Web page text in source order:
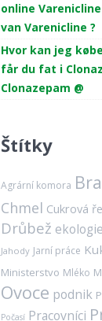
online
van Varenicline ?
Hvor kan jeg
får du fat i
Clonazepam @
Štítky
Agrární komora
Chmel Cukrová
Drůbež ekologie
Jahody Jarní práce
Ministerstvo Mléko
Ovoce podnik
Počasí Pracovníci